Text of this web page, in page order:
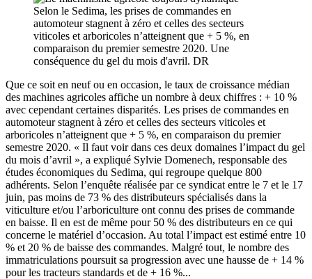
Selon le Sedima, les prises de commandes en
automoteur stagnent à zéro et celles des secteurs
viticoles et arboricoles n’atteignent que + 5 %, en
comparaison du premier semestre 2020. Une
conséquence du gel du mois d'avril. DR
Que ce soit en neuf ou en occasion, le taux de croissance médian
des machines agricoles affiche un nombre à deux chiffres : + 10 %
avec cependant certaines disparités. Les prises de commandes en
automoteur stagnent à zéro et celles des secteurs viticoles et
arboricoles n’atteignent que + 5 %, en comparaison du premier
semestre 2020. « Il faut voir dans ces deux domaines l’impact du gel
du mois d’avril », a expliqué Sylvie Domenech, responsable des
études économiques du Sedima, qui regroupe quelque 800
adhérents. Selon l’enquête réalisée par ce syndicat entre le 7 et le 17
juin, pas moins de 73 % des distributeurs spécialisés dans la
viticulture et/ou l’arboriculture ont connu des prises de commande
en baisse. Il en est de même pour 50 % des distributeurs en ce qui
concerne le matériel d’occasion. Au total l’impact est estimé entre 10
% et 20 % de baisse des commandes. Malgré tout, le nombre des
immatriculations poursuit sa progression avec une hausse de + 14 %
pour les tracteurs standards et de + 16 %...